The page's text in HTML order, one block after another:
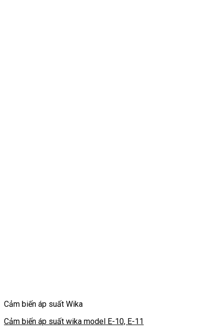
Cảm biến áp suất Wika
Cảm biến áp suất wika model E-10, E-11